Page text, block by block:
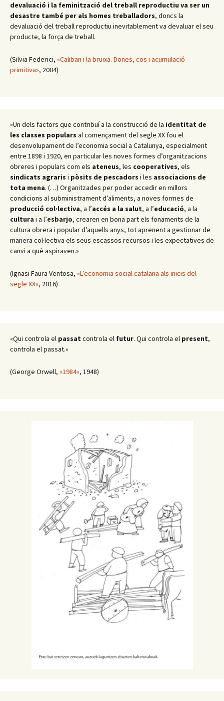
devaluació i la feminització del treball reproductiu va ser un
desastre també per als homes treballadors, doncs la
devaluació del treball reproductiu inevitablement va devaluar el seu
producte, la força de treball.
(Silvia Federici, «Caliban i la bruixa. Dones, cos i acumulació
primitiva», 2004)
«Un dels factors que contribuí a la construcció de la identitat de
les classes populars al començament del segle XX fou el
desenvolupament de l’economia social a Catalunya, especialment
entre 1898 i 1920, en particular les noves formes d’organitzacions
obreres i populars com els ateneus, les cooperatives, els
sindicats agraris i pòsits de pescadors i les associacions de
tota mena. (…) Organitzades per poder accedir en millors
condicions al subministrament d’aliments, a noves formes de
producció col·lectiva, a l’accés a la salut, a l’educació, a la
cultura i a l’esbarjo, crearen en bona part els fonaments de la
cultura obrera i popular d’aquells anys, tot aprenent a gestionar de
manera col·lectiva els seus escassos recursos i les expectatives de
canvi a què aspiraven.»
(Ignasi Faura Ventosa, «L’economia social catalana als inicis del
segle XX», 2016)
«Qui controla el passat controla el futur. Qui controla el present,
controla el passat.»
(George Orwell, «1984», 1948)